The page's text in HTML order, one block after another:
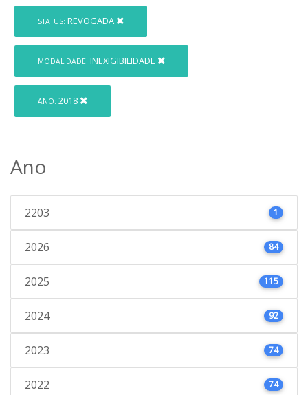
STATUS: REVOGADA
MODALIDADE: INEXIGIBILIDADE
ANO: 2018
Ano
2203 1
2026 84
2025 115
2024 92
2023 74
2022 74